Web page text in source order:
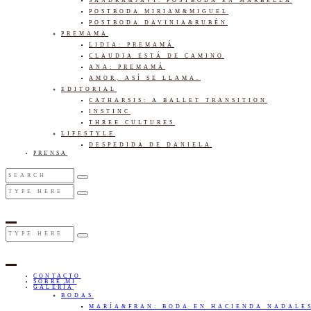
POSTBODA MIRIAM&MIGUEL
POSTBODA DAVINIA&RUBÉN
PREMAMA
LIDIA: PREMAMÁ
CLAUDIA ESTÁ DE CAMINO
ANA: PREMAMÁ
AMOR, ASÍ SE LLAMA.
EDITORIAL
CATHARSIS: A BALLET TRANSITION
INSTINC
THREE CULTURES
LIFESTYLE
DESPEDIDA DE DANIELA
PRENSA
CONTACTO
SOBRE MI
GALERÍA
BODAS
MARÍA&FRAN: BODA EN HACIENDA NADALES